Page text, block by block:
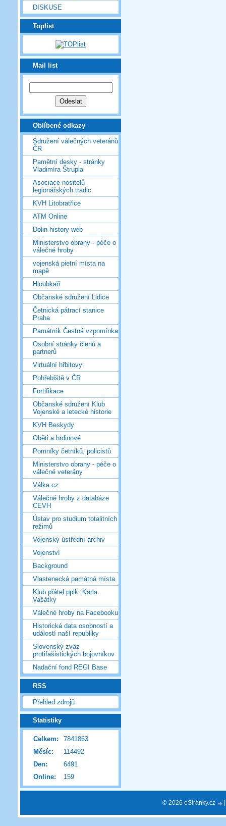
DISKUSE
Toplist
Mail list
Oblíbené odkazy
Sdružení válečných veteránů
ČR
Pamětní desky - stránky
Vladimíra Štrupla
Asociace nositelů
legionářských tradic
KVH Litobratřice
ATM Online
Dolin history web
Ministerstvo obrany - péče o
válečné hroby
vojenská pietní místa na
mapě
Hloubkaři
Občanské sdružení Lidice
Četnická pátrací stanice
Praha
Památník Čestná vzpomínka
Osobní stránky členů a
partnerů
Virtuální hřbitovy
Pohřebiště v ČR
Fortifikace
Občanské sdružení Klub
Vojenské a letecké historie
KVH Beskydy
Oběti a hrdinové
Pomníky četníků, policistů
Ministerstvo obrany - péče o
válečné veterány
Válka.cz
Válečné hroby z databáze
CEVH
Ústav pro studium totalitních
režimů
Vojenský ústřední archiv
Vojenství
Background
Vlastenecká památná místa
Klub přátel pplk. Karla
Vašátky
Válečné hroby na Facebooku
Historická data osobností a
událostí naší republiky
Slovenský zväz
protifašistických bojovníkov
Nadační fond REGI Base
RSS
Přehled zdrojů
Statistiky
Online: 159
Celkem:
7841863
Měsíc:
114492
Den:
6491
© 2026 eStránky.cz